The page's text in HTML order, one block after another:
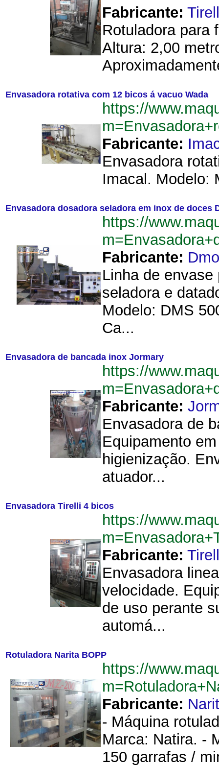
Fabricante:
Rotuladora para
Altura: 2,00
Envasadora rotativa com 12 bicos á vacuo Wada
https://
Fabricante:
Envasadora
Imacal. Modelo:
Envasadora dosadora seladora em inox de doces
https://
Fabricante:
Linha de
seladora e
Modelo: DMS
Ca...
Envasadora de bancada inox Jormary
https://
Fabricante:
Envasadora de
Equipamento
higienização.
atuador...
Envasadora Tirelli 4 bicos
https://
Fabricante:
Envasadora
velocidade.
de uso perante
automá...
Rotuladora Narita BOPP
https://
Fabricante:
- Máquina
Marca: Natira. -
150 garrafas /